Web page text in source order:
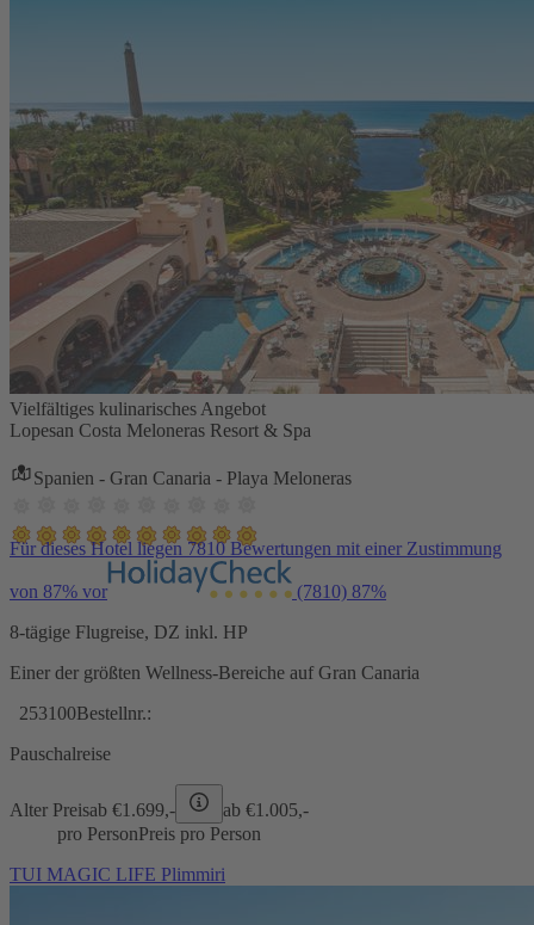
Vielfältiges kulinarisches Angebot
Lopesan Costa Meloneras Resort & Spa
Spanien - Gran Canaria - Playa Meloneras
Für dieses Hotel liegen 7810 Bewertungen mit einer Zustimmung
von 87% vor (7810) 87%
8-tägige Flugreise, DZ inkl. HP
Einer der größten Wellness-Bereiche auf Gran Canaria
253100Bestellnr.:
Pauschalreise
Alter Preisab €1.699,- ab €1.005,-
pro PersonPreis pro Person
TUI MAGIC LIFE Plimmiri